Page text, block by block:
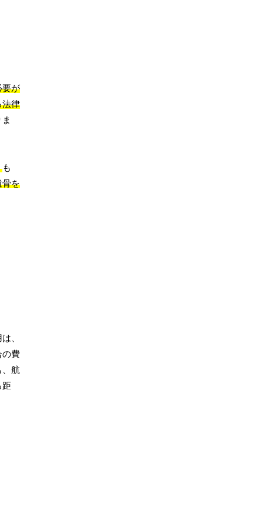
要が
法律
も
骨を
、
の費
、航
距